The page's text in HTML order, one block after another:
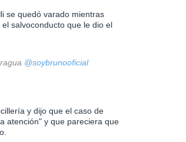
se quedó varado mientras
salvoconducto que le dio el
@soybrunooficial
y dijo que el caso de
atención" y que pareciera que